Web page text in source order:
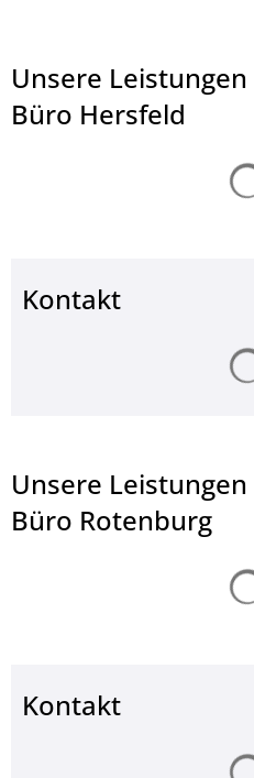
Unsere
Büro Hersfeld
Kontakt
Unsere
Büro Rotenburg
Kontakt